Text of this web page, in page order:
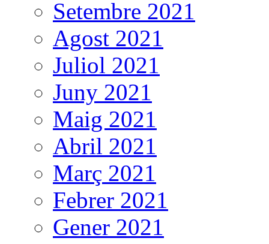
Setembre 2021
Agost 2021
Juliol 2021
Juny 2021
Maig 2021
Abril 2021
Març 2021
Febrer 2021
Gener 2021